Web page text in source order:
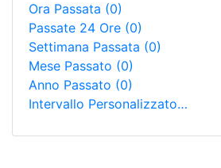
Ora Passata (0)
Passate 24 Ore (0)
Settimana Passata (0)
Mese Passato (0)
Anno Passato (0)
Intervallo Personalizzato…